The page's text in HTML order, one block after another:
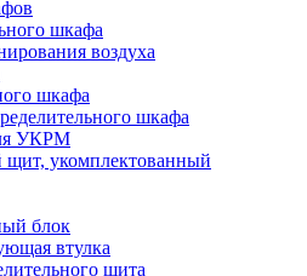
шкафа
воздуха
шкафа
шкафа
УКРМ
укомплектованный
блок
втулка
щита